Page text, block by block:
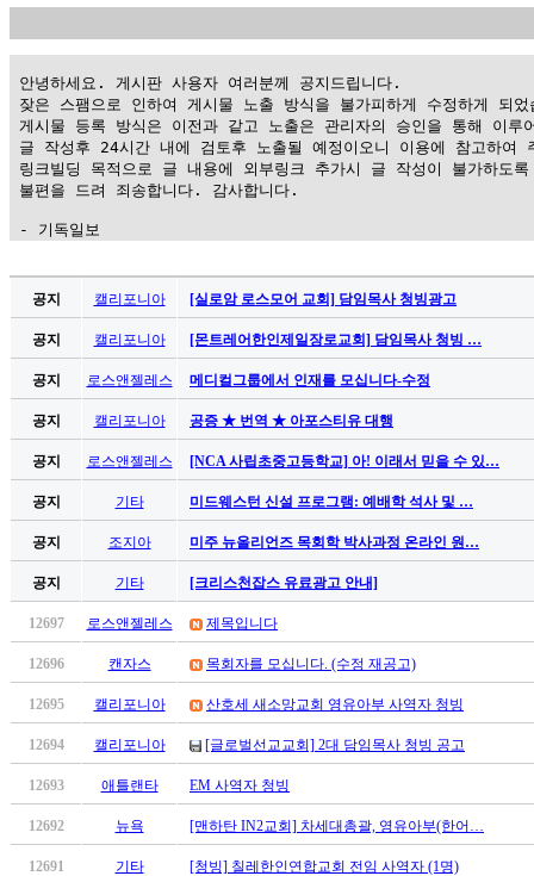
안녕하세요. 게시판 사용자 여러분께 공지드립니다.
잦은 스팸으로 인하여 게시물 노출 방식을 불가피하게 수정하게 되었
게시물 등록 방식은 이전과 같고 노출은 관리자의 승인을 통해 이루
글 작성후 24시간 내에 검토후 노출될 예정이오니 이용에 참고하여
링크빌딩 목적으로 글 내용에 외부링크 추가시 글 작성이 불가하도
불편을 드려 죄송합니다. 감사합니다.
- 기독일보
만
꼴
밍
넷
minky
합
체
안
브
공지 캘리포니아 [실로암 로스모어 교회] 담임목사 청빙광고
공지 캘리포니아 [몬트레어한인제일장로교회] 담임목사 청빙 …
공지 로스앤젤레스 메디컬그룹에서 인재를 모십니다-수정
공지 캘리포니아 공증 ★ 번역 ★ 아포스티유 대행
공지 로스앤젤레스 [NCA 사립초중고등학교] 아! 이래서 믿을 수 있…
공지 기타 미드웨스턴 신설 프로그램: 예배학 석사 및 …
공지 조지아 미주 뉴올리언즈 목회학 박사과정 온라인 원…
공지 기타 [크리스천잡스 유료광고 안내]
12697 로스앤젤레스 제목입니다
12696 캔자스 목회자를 모십니다. (수정 재공고)
12695 캘리포니아 산호세 새소망교회 영유아부 사역자 청빙
12694 캘리포니아 [글로벌선교교회] 2대 담임목사 청빙 공고
12693 애틀랜타 EM 사역자 청빙
12692 뉴욕 [맨하탄 IN2교회] 차세대총괄, 영유아부(한어…
12691 기타 [청빙] 칠레한인연합교회 전임 사역자 (1명)